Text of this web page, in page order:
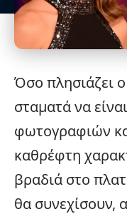
Όσο πλησιάζει ο
σταματά να
φωτογραφιών
καθρέφτη
βραδιά στο
θα συνεχίσουν,